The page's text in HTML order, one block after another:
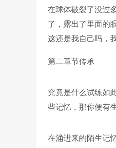
在球体破裂了没过
了，露出了里面的
这还是我自己吗，
第二章节传承
究竟是什么试练如
些记忆，那你便有
在涌进来的陌生记